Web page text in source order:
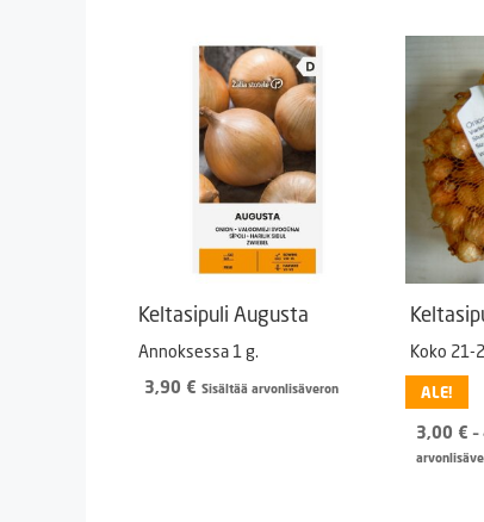
Keltasipuli Augusta
Annoksessa 1 g.
3,90 € Sisältää arvonlisäveron
Koko 21-
ALE!
3,00 € –